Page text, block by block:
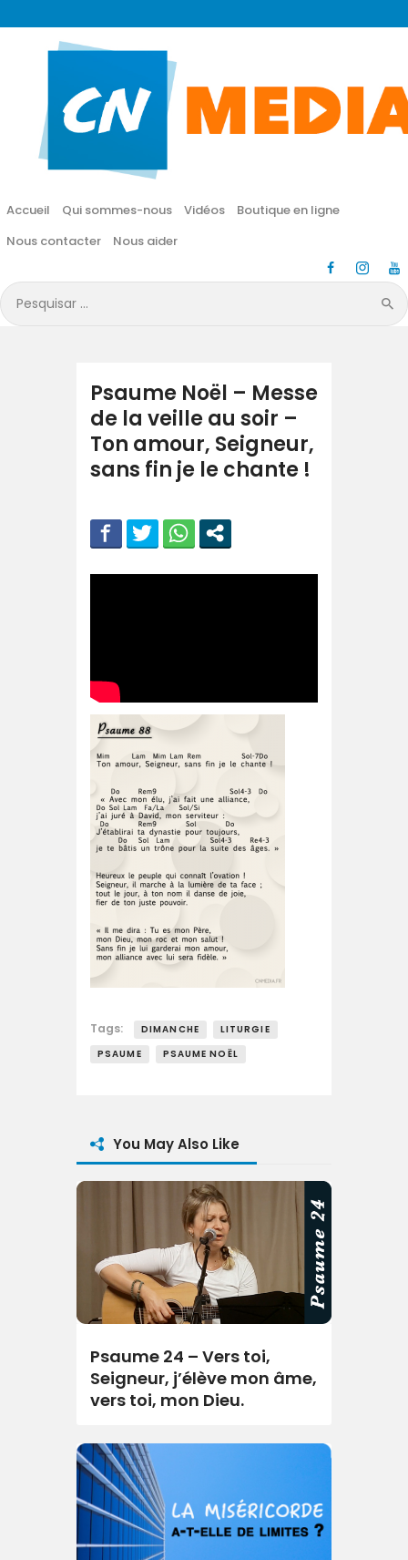
Accueil Qui sommes-nous Vidéos
Boutique en ligne
Nous contacter
Nous aider
Pesquisar
por:
CN MÉDIA
Une vie nouvelle en JESUS !
Accueil
Vidéos
Boutique en ligne
Nous aider
Psaume Noël – Messe
de la veille au soir –
Ton amour, Seigneur,
sans fin je le chante !
Tags: DIMANCHE
LITURGIE
PSAUME
PSAUME NOËL
You May Also Like
Psaume 24 – Vers toi,
Seigneur, j’élève mon âme,
vers toi, mon Dieu.